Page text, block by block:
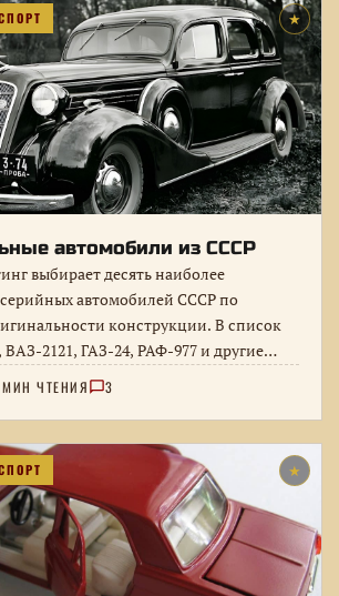
★
автомобили из СССР
выбирает десять наиболее
автомобилей СССР по
конструкции. В список
2121, ГАЗ-24, РАФ-977 и другие
ЧТЕНИЯ 3
★